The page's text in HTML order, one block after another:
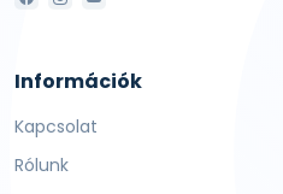
Információk
Kapcsolat
Rólunk